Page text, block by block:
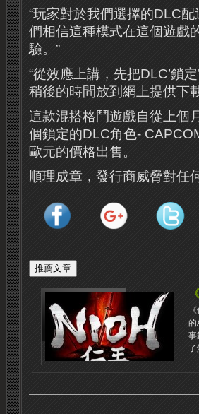
“玩家對於我們選擇的DLC
們相信這種模式在這個遊戲
驗。”
“從效應上講，先把DLC’鎖
稍後的時間放到網上提供下
這款混搭格鬥遊戲自從上個
個鎖定的DLC角色-
歐元的價格出售。
順理成章，發行商威脅對任
的
事
了